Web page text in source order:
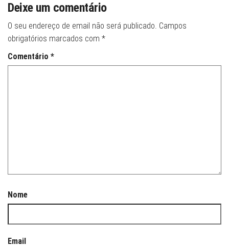
Deixe um comentário
O seu endereço de email não será publicado. Campos
obrigatórios marcados com *
Comentário *
Nome
Email